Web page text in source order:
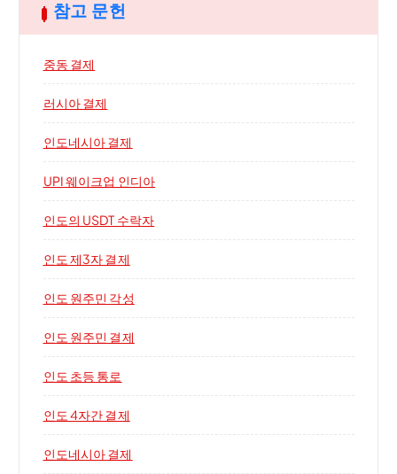
참고 문헌
중동 결제
러시아 결제
인도네시아 결제
UPI 웨이크업 인디아
인도의 USDT 수락자
인도 제3자 결제
인도 원주민 각성
인도 원주민 결제
인도 초등 통로
인도 4자간 결제
인도네시아 결제